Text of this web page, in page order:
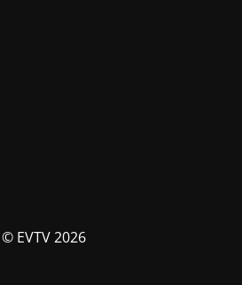
© EVTV 2026